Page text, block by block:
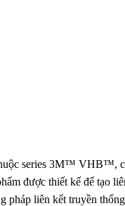
series 3M™ VHB™,
được thiết kế để tạo
pháp liên kết truyền